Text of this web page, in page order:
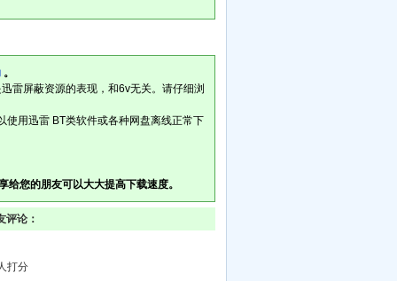
。
雷屏蔽资源的表现，和6v无关。请仔细浏
使用迅雷 BT类软件或各种网盘离线正常下
您的朋友可以大大提高下载速度。
评论：